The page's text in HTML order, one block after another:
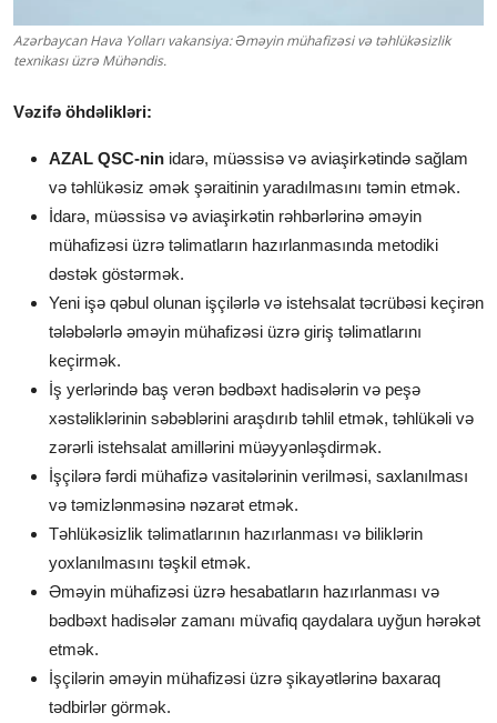
Azərbaycan Hava Yolları vakansiya: Əməyin mühafizəsi və təhlükəsizlik
texnikası üzrə Mühəndis.
Vəzifə öhdəlikləri:
AZAL QSC-nin idarə, müəssisə və aviaşirkətində sağlam
və təhlükəsiz əmək şəraitinin yaradılmasını təmin etmək.
İdarə, müəssisə və aviaşirkətin rəhbərlərinə əməyin
mühafizəsi üzrə təlimatların hazırlanmasında metodiki
dəstək göstərmək.
Yeni işə qəbul olunan işçilərlə və istehsalat təcrübəsi keçirən
tələbələrlə əməyin mühafizəsi üzrə giriş təlimatlarını
keçirmək.
İş yerlərində baş verən bədbəxt hadisələrin və peşə
xəstəliklərinin səbəblərini araşdırıb təhlil etmək, təhlükəli və
zərərli istehsalat amillərini müəyyənləşdirmək.
İşçilərə fərdi mühafizə vasitələrinin verilməsi, saxlanılması
və təmizlənməsinə nəzarət etmək.
Təhlükəsizlik təlimatlarının hazırlanması və biliklərin
yoxlanılmasını təşkil etmək.
Əməyin mühafizəsi üzrə hesabatların hazırlanması və
bədbəxt hadisələr zamanı müvafiq qaydalara uyğun hərəkət
etmək.
İşçilərin əməyin mühafizəsi üzrə şikayətlərinə baxaraq
tədbirlər görmək.